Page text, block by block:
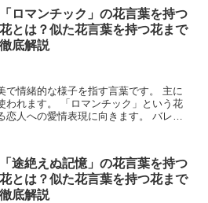
「ロマンチック」の花言葉を持つ
花とは？似た花言葉を持つ花まで
徹底解説
で情緒的な様子を指す言葉です。 主に
われます。 「ロマンチック」という花
人への愛情表現に向きます。 バレン
「途絶えぬ記憶」の花言葉を持つ
花とは？似た花言葉を持つ花まで
徹底解説